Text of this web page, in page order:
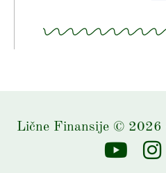
Lične Finansije ©2026
Y
I